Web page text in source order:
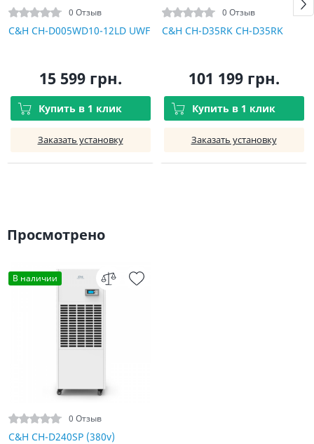
0 Отзыв
C&H CH-D005WD10-12LD UWF
15 599 грн.
Купить в 1 клик
Заказать установку
0 Отзыв
C&H CH-D35RK CH-D35RK
101 199 грн.
Купить в 1 клик
Заказать установку
Просмотрено
В наличии
0 Отзыв
C&H CH-D240SP (380v)